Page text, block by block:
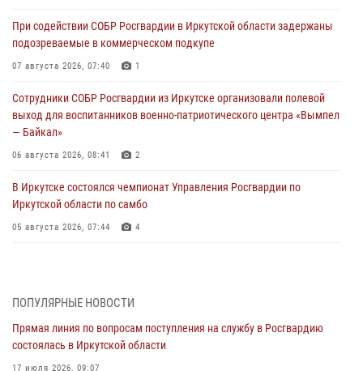
При содействии СОБР Росгвардии в Иркутской области задержаны
подозреваемые в коммерческом подкупе
07 августа 2026, 07:40 1
Сотрудники СОБР Росгвардии из Иркутске организовали полевой
выход для воспитанников военно-патриотического центра «Вымпел
— Байкал»
06 августа 2026, 08:41 2
В Иркутске состоялся чемпионат Управления Росгвардии по
Иркутской области по самбо
05 августа 2026, 07:44 4
04 августа 2026, 07:14 3
Росгвардейцы потушили загоревшийся автомобиль в Иркутске
03 августа 2026, 04:55
ПОПУЛЯРНЫЕ НОВОСТИ
Прямая линия по вопросам поступления на службу в Росгвардию
состоялась в Иркутской области
17 июля 2026, 09:07